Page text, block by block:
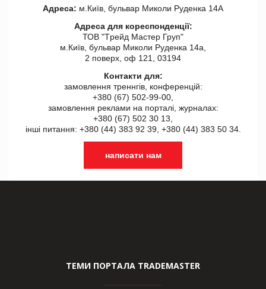
Адреса: м.Київ, бульвар Миколи Руденка 14А
Адреса для кореспонденції:
ТОВ "Tрейд Мастер Груп"
м.Київ, бульвар Миколи Руденка 14а,
2 поверх, оф 121, 03194
Контакти для:
замовлення треннгів, конференцій:
+380 (67) 502-99-00,
замовлення реклами на порталі, журналах:
+380 (67) 502 30 13,
інші питання: +380 (44) 383 92 39, +380 (44) 383 50 34.
написати нам
ТЕМИ ПОРТАЛА TRADEMASTER